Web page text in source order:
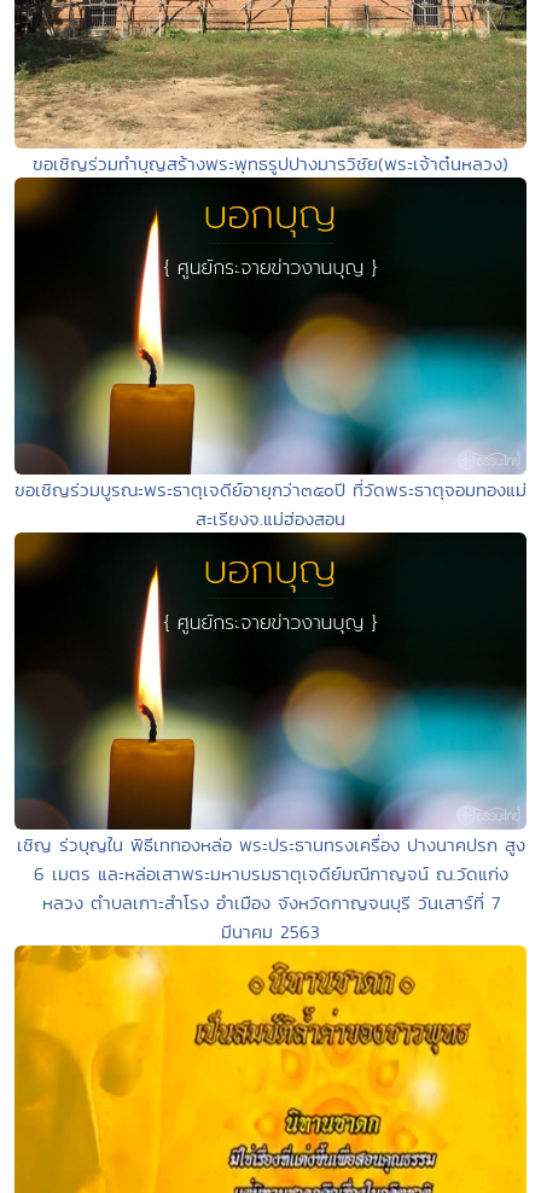
ขอเชิญร่วมทำบุญสร้างพระพุทธรูปปางมารวิชัย(พระเจ้าต๋นหลวง)
ขอเชิญร่วมบูรณะพระธาตุเจดีย์อายุกว่า๓๕oปี ที่วัดพระธาตุจอมทองแม่
สะเรียงจ.แม่ฮ่องสอน
เชิญ ร่วบุญใน พิธีเททองหล่อ พระประธานทรงเครื่อง ปางนาคปรก สูง
6 เมตร และหล่อเสาพระมหาบรมธาตุเจดีย์มณีกาญจน์ ณ.วัดแก่ง
หลวง ตำบลเกาะสำโรง อำเมือง จังหวัดกาญจนบุรี วันเสาร์ที่ 7
มีนาคม 2563